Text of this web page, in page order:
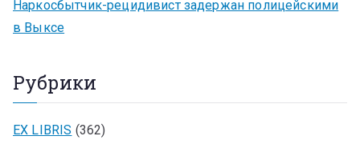
Наркосбытчик-рецидивист задержан полицейскими
в Выксе
Рубрики
EX LIBRIS (362)